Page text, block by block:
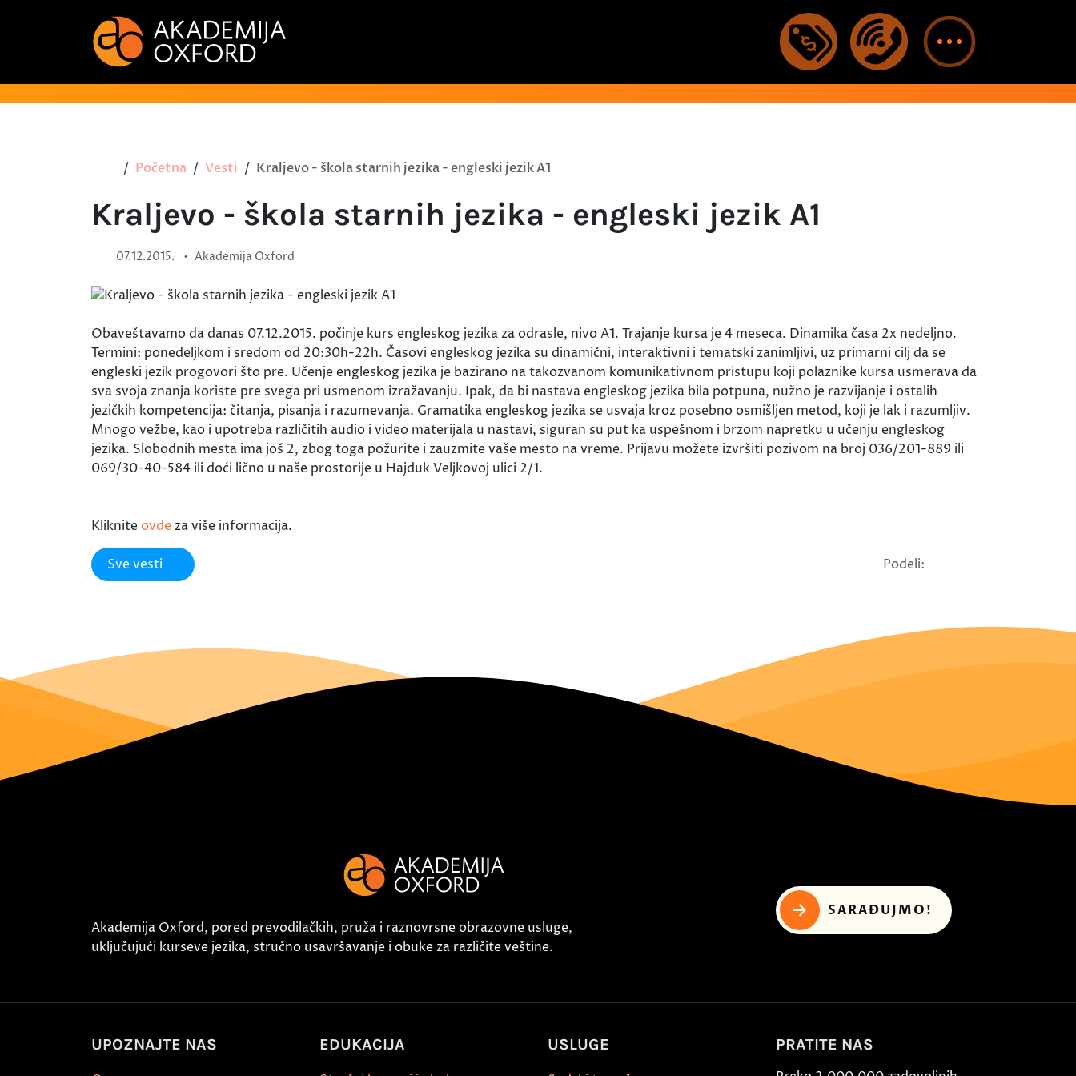
Početna Vesti Kraljevo - škola starnih jezika - engleski jezik A1
Kraljevo - škola starnih jezika - engleski jezik A1
07.12.2015. • Akademija Oxford
Obaveštavamo da danas 07.12.2015. počinje kurs engleskog jezika za odrasle, nivo A1. Trajanje kursa je 4 meseca. Dinamika časa 2x nedeljno.
Termini: ponedeljkom i sredom od 20:30h-22h. Časovi engleskog jezika su dinamični, interaktivni i tematski zanimljivi, uz primarni cilj da se
engleski jezik progovori što pre. Učenje engleskog jezika je bazirano na takozvanom komunikativnom pristupu koji polaznike kursa usmerava da
sva svoja znanja koriste pre svega pri usmenom izražavanju. Ipak, da bi nastava engleskog jezika bila potpuna, nužno je razvijanje i ostalih
jezičkih kompetencija: čitanja, pisanja i razumevanja. Gramatika engleskog jezika se usvaja kroz posebno osmišljen metod, koji je lak i razumljiv.
Mnogo vežbe, kao i upotreba različitih audio i video materijala u nastavi, siguran su put ka uspešnom i brzom napretku u učenju engleskog
jezika. Slobodnih mesta ima još 2, zbog toga požurite i zauzmite vaše mesto na vreme. Prijavu možete izvršiti pozivom na broj 036/201-889 ili
069/30-40-584 ili doći lično u naše prostorije u Hajduk Veljkovoj ulici 2/1.
Kliknite ovde za više informacija.
Sve vesti Podeli:
Akademija Oxford, pored prevodilačkih, pruža i raznovrsne obrazovne usluge,
uključujući kurseve jezika, stručno usavršavanje i obuke za različite veštine.
SARAĐUJMO!
UPOZNAJTE NAS EDUKACIJA USLUGE PRATITE NAS